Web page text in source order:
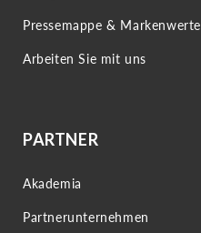
Pressemappe & Markenwerte
Arbeiten Sie mit uns
PARTNER
Akademia
Partnerunternehmen